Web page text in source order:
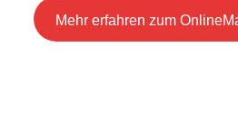
Mehr erfahren zum